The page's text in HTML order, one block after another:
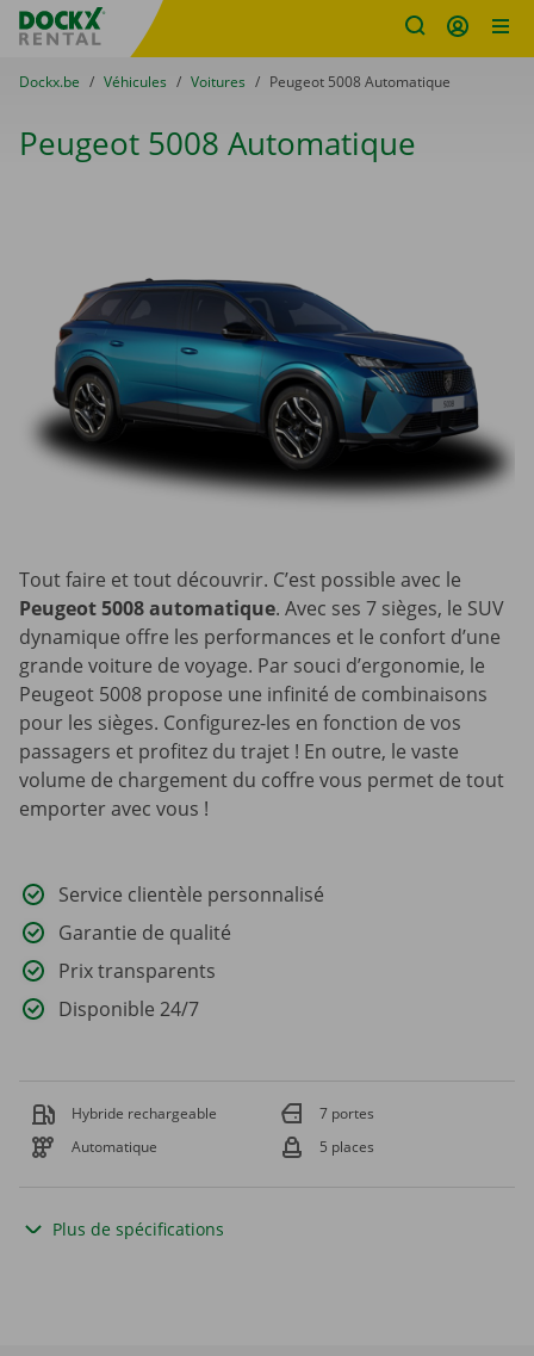
sitename
You are here:
du
Dockx.be to
Véhicules to
Voitures to
Peugeot 5008 Automatique
Peugeot 5008 Automatique
Tout faire et tout découvrir. C’est possible avec le
Peugeot 5008 automatique. Avec ses 7 sièges, le SUV
dynamique offre les performances et le confort d’une
grande voiture de voyage. Par souci d’ergonomie, le
Peugeot 5008 propose une infinité de combinaisons
pour les sièges. Configurez-les en fonction de vos
passagers et profitez du trajet ! En outre, le vaste
volume de chargement du coffre vous permet de tout
emporter avec vous !
Service clientèle personnalisé
Garantie de qualité
Prix transparents
Disponible 24/7
Hybride rechargeable
7 portes
Automatique
5 places
Plus de spécifications